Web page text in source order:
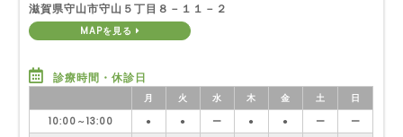
滋賀県守山市守山５丁目８－１１－２
MAPを見る
診療時間・休診日
月 火 水 木 金 土
日
10:00～13:00
● ● ー ● ● ー
ー